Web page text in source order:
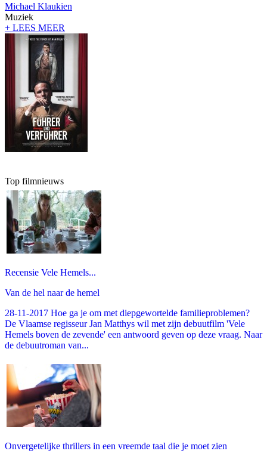
Michael Klaukien
Muziek
+ LEES MEER
Top filmnieuws
Recensie Vele Hemels...
Van de hel naar de hemel
28-11-2017 Hoe ga je om met diepgewortelde familieproblemen?
De Vlaamse regisseur Jan Matthys wil met zijn debuutfilm 'Vele
Hemels boven de zevende' een antwoord geven op deze vraag. Naar
de debuutroman van...
Onvergetelijke thrillers in een vreemde taal die je moet zien